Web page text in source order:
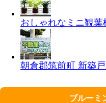
おしゃれなミニ観葉
朝倉郡筑前町 新築
ブルーミ